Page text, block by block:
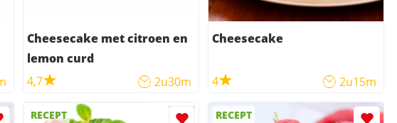
Cheesecake met citroen en
lemon curd
4,7
2u30m
Cheesecake
4 2u15m
RECEPT RECEPT